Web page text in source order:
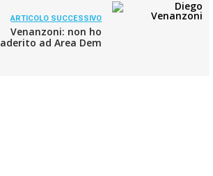
ARTICOLO SUCCESSIVO
Venanzoni: non ho
aderito ad Area Dem